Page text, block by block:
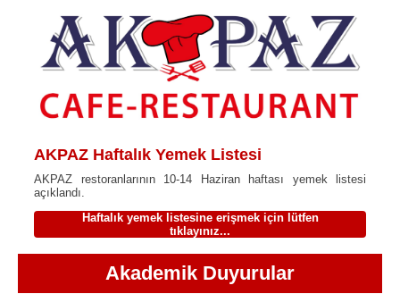
AKPAZ Haftalık Yemek Listesi
AKPAZ restoranlarının 10-14 Haziran haftası yemek listesi
açıklandı.
Haftalık yemek listesine erişmek için lütfen
tıklayınız...
Akademik Duyurular